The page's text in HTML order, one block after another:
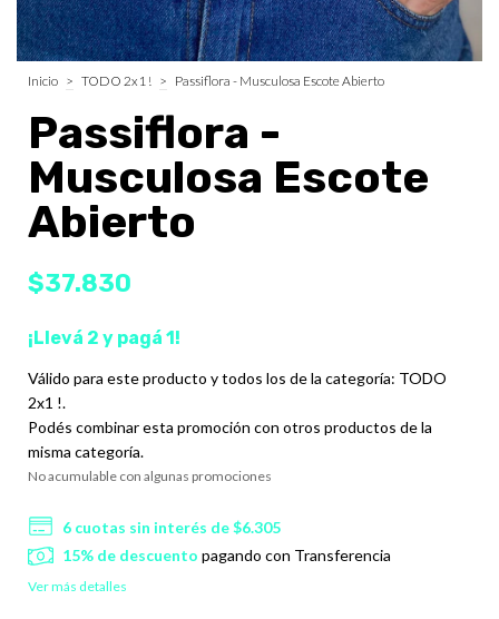
Inicio > TODO 2x1 ! > Passiflora - Musculosa Escote Abierto
Passiflora -
Musculosa Escote
Abierto
$37.830
¡Llevá 2 y pagá 1!
Válido para este producto y todos los de la categoría: TODO
2x1 !.
Podés combinar esta promoción con otros productos de la
misma categoría.
No acumulable con algunas promociones
6 cuotas sin interés de$6.305
15% de descuento pagando con Transferencia
Ver más detalles